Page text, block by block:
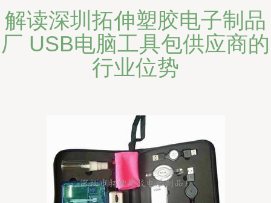
解读深圳拓伸塑胶电子制品
厂 USB电脑工具包供应商的
行业位势